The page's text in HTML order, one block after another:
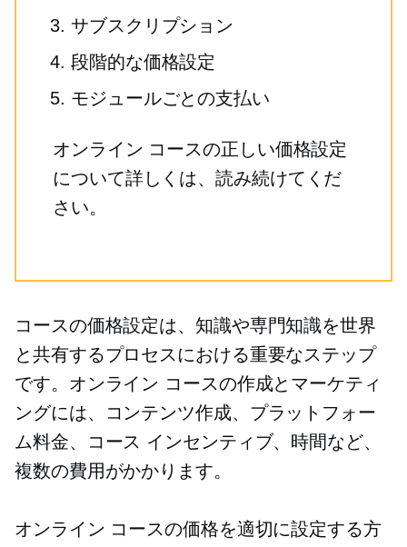
サブスクリプション
段階的な価格設定
モジュールごとの支払い
オンライン コースの正しい価格設定
について詳しくは、読み続けてくだ
さい。
コースの価格設定は、知識や専門知識を世界
と共有するプロセスにおける重要なステップ
です。オンライン コースの作成とマーケティ
ングには、コンテンツ作成、プラットフォー
ム料金、コース インセンティブ、時間など、
複数の費用がかかります。
オンライン コースの価格を適切に設定する方